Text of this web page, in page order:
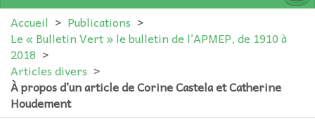
QUI SOMMES-NOUS ?
ADHÉRER
Accueil > Publications >
Le « Bulletin Vert » le bulletin de l’APMEP, de 1910 à
2018 >
Articles divers >
À propos d’un article de Corine Castela et Catherine
Houdement